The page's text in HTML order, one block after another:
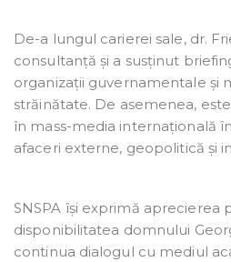
De-a lungul carierei sale, dr.
consultanță și a susținut
organizații guvernamentale și
străinătate. De asemenea,
în mass-media internațională
afaceri externe, geopolitică și
SNSPA își exprimă aprecierea
disponibilitatea domnului
continua dialogul cu mediul